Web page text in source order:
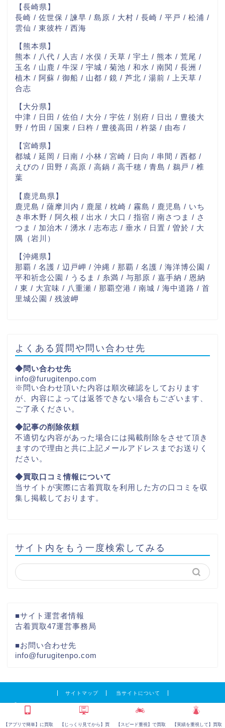
【長崎県】
長崎 / 佐世保 / 諫早 / 島原 / 大村 / 長崎 / 平戸 / 松浦 /
雲仙 / 東彼杵 / 西海
【熊本県】
熊本 / 八代 / 人吉 / 水俣 / 天草 / 宇土 / 熊本 / 荒尾 /
玉名 / 山鹿 / 牛深 / 宇城 / 菊池 / 和水 / 南関 / 長洲 /
植木 / 阿蘇 / 御船 / 山都 / 鏡 / 芦北 / 湯前 / 上天草 /
合志
【大分県】
中津 / 日田 / 佐伯 / 大分 / 宇佐 / 別府 / 日出 / 豊後大
野 / 竹田 / 国東 / 臼杵 / 豊後高田 / 杵築 / 由布 /
【宮崎県】
都城 / 延岡 / 日南 / 小林 / 宮崎 / 日向 / 串間 / 西都 /
えびの / 田野 / 高原 / 高鍋 / 高千穂 / 青島 / 鵜戸 / 椎
葉
【鹿児島県】
鹿児島 / 薩摩川内 / 鹿屋 / 枕崎 / 霧島 / 鹿児島 / いち
き串木野 / 阿久根 / 出水 / 大口 / 指宿 / 南さつま / さ
つま / 加治木 / 湧水 / 志布志 / 垂水 / 日置 / 曽於 / 大
隅（岩川）
【沖縄県】
那覇 / 名護 / 辺戸岬 / 沖縄 / 那覇 / 名護 / 海洋博公園 /
平和祈念公園 / うるま / 糸満 / 与那原 / 嘉手納 / 恩納
/ 東 / 大宜味 / 八重瀬 / 那覇空港 / 南城 / 海中道路 / 首
里城公園 / 残波岬
よくある質問や問い合わせ先
◆問い合わせ先
info@furugitenpo.com
※問い合わせ頂いた内容は順次確認をしております
が、内容によっては返答できない場合もございます、
ご了承ください。
◆記事の削除依頼
不適切な内容があった場合には掲載削除をさせて頂き
ますので理由と共に上記メールアドレスまでお送りく
ださい。
◆買取口コミ情報について
当サイトが実際に古着買取を利用した方の口コミを収
集し掲載しております。
サイト内をもう一度検索してみる
■サイト運営者情報
古着買取47運営事務局
■お問い合わせ先
info@furugitenpo.com
サイトマップ 当サイトについて
2016–2026 古着買取店舗47｜買取時のリアルな口コミや評判まとめサイト
【アプリで簡単】に買取 【じっくり見てから】買 【スピード重視】で買取 【実績を重視して】買取